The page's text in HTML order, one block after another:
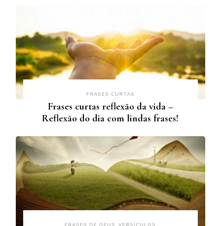
FRASES CURTAS
Frases curtas reflexão da vida –
Reflexão do dia com lindas frases!